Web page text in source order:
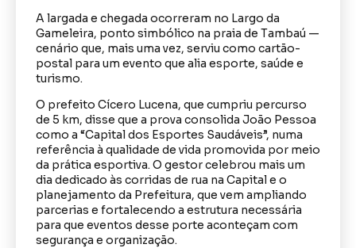
A largada e chegada ocorreram no Largo da
Gameleira, ponto simbólico na praia de Tambaú —
cenário que, mais uma vez, serviu como cartão-
postal para um evento que alia esporte, saúde e
turismo.
O prefeito Cícero Lucena, que cumpriu percurso
de 5 km, disse que a prova consolida João Pessoa
como a “Capital dos Esportes Saudáveis”, numa
referência à qualidade de vida promovida por meio
da prática esportiva. O gestor celebrou mais um
dia dedicado às corridas de rua na Capital e o
planejamento da Prefeitura, que vem ampliando
parcerias e fortalecendo a estrutura necessária
para que eventos desse porte aconteçam com
segurança e organização.